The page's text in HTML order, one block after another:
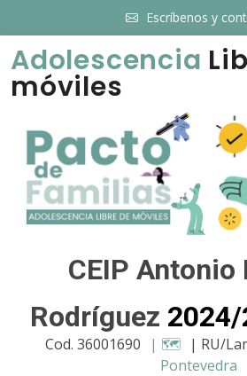
Escríbenos y
Adolescencia
móviles
CEIP Antonio
Rodríguez
Cod. 36001690 | 🗺️ | RU/
Pontevedra